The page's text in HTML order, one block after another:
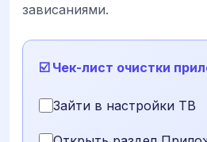
зависаниями.
☑️ Чек-лист очистки
Зайти в настройки ТВ